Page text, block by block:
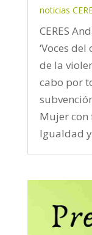
noticias
CERES
‘Voces
de la
cabo por
Mujer con
Igualdad